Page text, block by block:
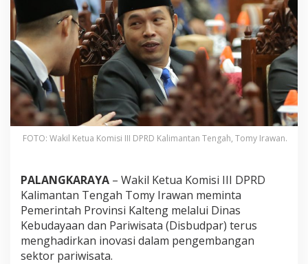
FOTO: Wakil Ketua Komisi III DPRD Kalimantan Tengah, Tomy Irawan.
PALANGKARAYA – Wakil Ketua Komisi III DPRD
Kalimantan Tengah Tomy Irawan meminta
Pemerintah Provinsi Kalteng melalui Dinas
Kebudayaan dan Pariwisata (Disbudpar) terus
menghadirkan inovasi dalam pengembangan
sektor pariwisata.